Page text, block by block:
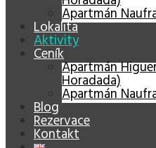
Apartmán
Lokalita
Aktivity
Ceník
Apartmán
Horadada)
Apartmán
Blog
Rezervace
Kontakt